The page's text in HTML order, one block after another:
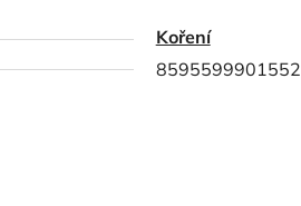
Koření
8595599901552